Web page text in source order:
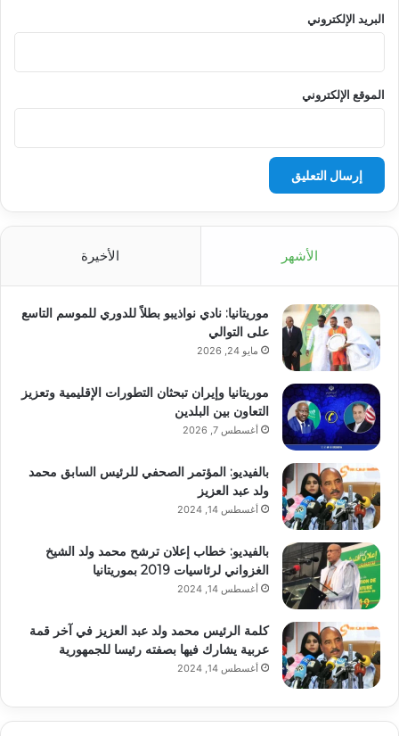
البريد الإلكتروني
الموقع الإلكتروني
الأشهر الأخيرة
موريتانيا: نادي نواذيبو بطلاً للدوري للموسم التاسع
على التوالي
مايو 24, 2026
موريتانيا وإيران تبحثان التطورات الإقليمية وتعزيز
التعاون بين البلدين
أغسطس 7, 2026
بالفيديو: المؤتمر الصحفي للرئيس السابق محمد
ولد عبد العزيز
أغسطس 14, 2024
بالفيديو: خطاب إعلان ترشح محمد ولد الشيخ
الغزواني لرئاسيات 2019 بموريتانيا
أغسطس 14, 2024
كلمة الرئيس محمد ولد عبد العزيز في آخر قمة
عربية يشارك فيها بصفته رئيسا للجمهورية
أغسطس 14, 2024